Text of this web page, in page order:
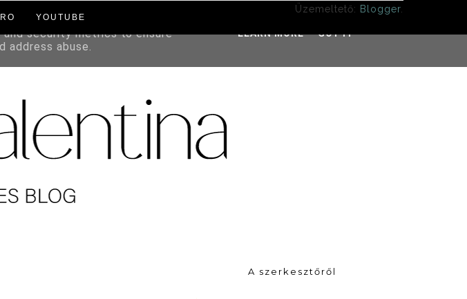
YOUTUBE
Üzemeltető: Blogger
A szerkesztőről
analyze traffic. Your IP address
and security metrics to ensure
abuse.
LEARN MORE GOT IT